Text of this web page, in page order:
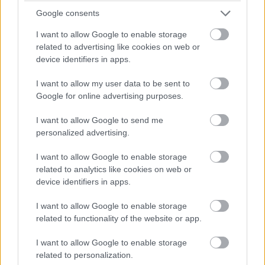
Google consents
I want to allow Google to enable storage
related to advertising like cookies on web or
device identifiers in apps.
I want to allow my user data to be sent to
Google for online advertising purposes.
I want to allow Google to send me
personalized advertising.
I want to allow Google to enable storage
related to analytics like cookies on web or
device identifiers in apps.
I want to allow Google to enable storage
related to functionality of the website or app.
I want to allow Google to enable storage
related to personalization.
Marion énekel, játszik gitáron, basszusgitáron és
tamburinon. A színészet mellett környezetvédelmi
aktivista is, többször vett részt tüntetéseken, különösen
a Greenpeace rendezvényein, hiszen 2002 óta ő is a
szervezet szóvivője.
#marion cotillard
élőszereplős Az